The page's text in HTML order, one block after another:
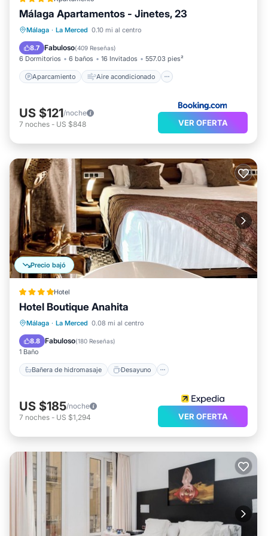
Málaga Apartamentos - Jinetes, 23
Málaga · La Merced 0.10 mi al centro
8.7 Fabuloso(409 Reseñas)
6 Dormitorios 6 baños 16 Invitados 557.03 pies²
Aparcamiento Aire acondicionado
Aparcamiento
Aire acondicionado
Internet
Se admiten mascotas
US $121/noche
7 noches - US $848 VER OFERTA
Precio bajó
Hotel
Hotel Boutique Anahita
Málaga · La Merced 0.08 mi al centro
8.8 Fabuloso(180 Reseñas)
1 Baño
Bañera de hidromasaje Desayuno
Bañera de hidromasaje
Aire acondicionado
US $185/noche
7 noches - US $1,294 VER OFERTA